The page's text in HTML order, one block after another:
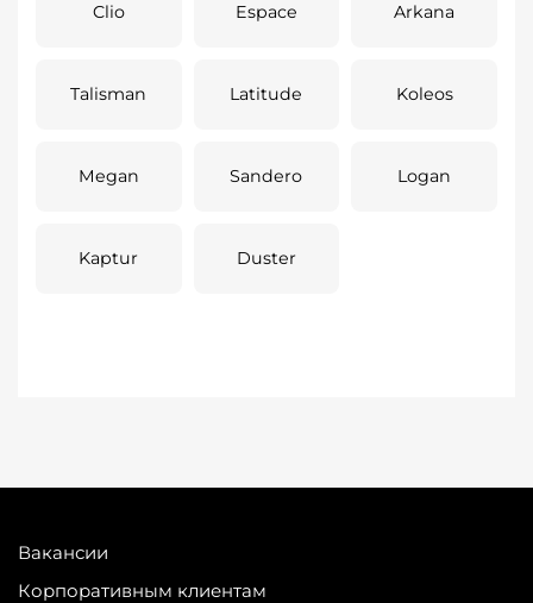
Clio Espace Arkana
Talisman Latitude Koleos
Megan Sandero Logan
Kaptur Duster
Вакансии
Корпоративным клиентам